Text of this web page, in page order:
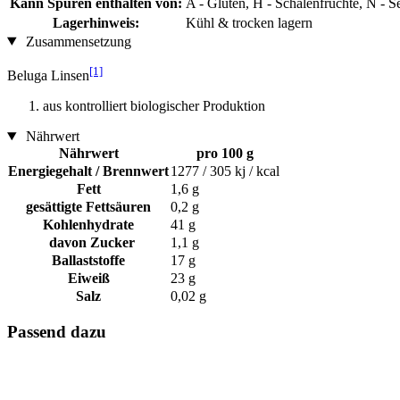
Lagerhinweis:
Kühl & trocken lagern
Zusammensetzung
Beluga Linsen[1]
aus kontrolliert biologischer Produktion
Nährwert
Nährwert
pro 100 g
Energiegehalt / Brennwert1277 / 305 kj / kcal
Fett
1,6 g
gesättigte Fettsäuren
0,2 g
Kohlenhydrate
41 g
davon Zucker
1,1 g
Ballaststoffe
17 g
Eiweiß
23 g
Salz
0,02 g
Passend dazu